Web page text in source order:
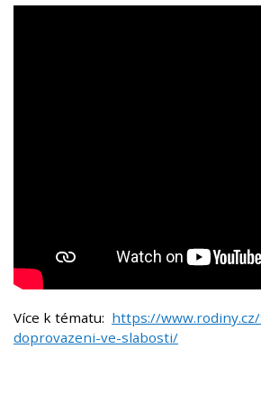
Více k tématu: https://
doprovazeni-ve-slabosti/